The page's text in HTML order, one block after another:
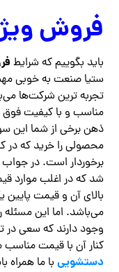
فروش
باید بگوییم که شرایط
ستیا صنعت به خوبی
تجربه ترین شرکت‌ها
مناسب و با کیفیت فوق
ذهن برخی از شما این
محصولی را خرید که در
برخوردار است. در جواب
شد که در اغلب موارد
بالای آن و قیمت
می‌باشد. اما این
وجود دارند که سعی
کنار آن با قیمت
دستشویی با ما همراه